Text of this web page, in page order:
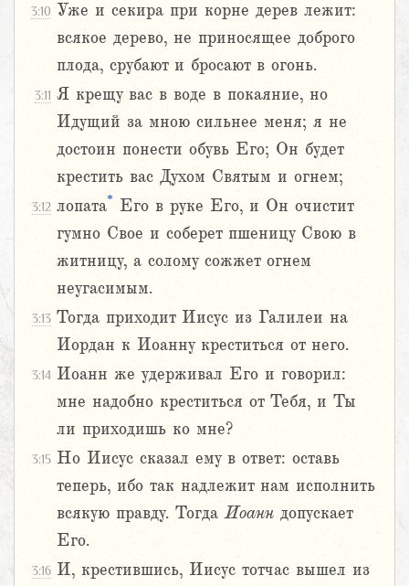
3:10 Уже и секира при корне дерев лежит:
всякое дерево, не приносящее доброго
плода, срубают и бросают в огонь.
3:11 Я крещу вас в воде в покаяние, но
Идущий за мною сильнее меня; я не
достоин понести обувь Его; Он будет
крестить вас Духом Святым и огнем;
3:12 лопата* Его в руке Его, и Он очистит
гумно Свое и соберет пшеницу Свою в
житницу, а солому сожжет огнем
неугасимым.
3:13 Тогда приходит Иисус из Галилеи на
Иордан к Иоанну креститься от него.
3:14 Иоанн же удерживал Его и говорил:
мне надобно креститься от Тебя, и Ты
ли приходишь ко мне?
3:15 Но Иисус сказал ему в ответ: оставь
теперь, ибо так надлежит нам исполнить
всякую правду. ТогдаИоанн допускает
Его.
3:16 И, крестившись, Иисус тотчас вышел из